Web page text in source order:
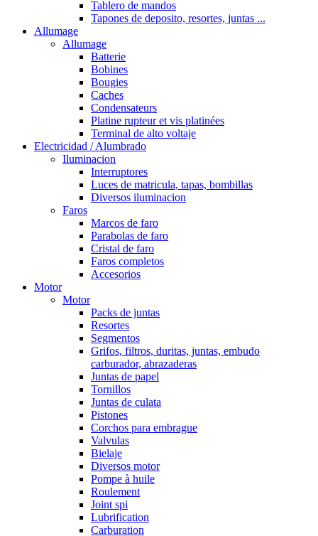
Tablero de mandos
Tapones de deposito, resortes, juntas ...
Allumage
Allumage
Batterie
Bobines
Bougies
Caches
Condensateurs
Platine rupteur et vis platinées
Terminal de alto voltaje
Electricidad / Alumbrado
Iluminacion
Interruptores
Luces de matricula, tapas, bombillas
Diversos iluminacion
Faros
Marcos de faro
Parabolas de faro
Cristal de faro
Faros completos
Accesorios
Motor
Motor
Packs de juntas
Resortes
Segmentos
Grifos, filtros, duritas, juntas, embudo
carburador, abrazaderas
Juntas de papel
Tornillos
Juntas de culata
Pistones
Corchos para embrague
Valvulas
Bielaje
Diversos motor
Pompe à huile
Roulement
Joint spi
Lubrification
Carburation